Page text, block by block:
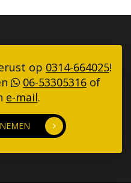
op 0314-664025!
06-53305316 of
e-mail.